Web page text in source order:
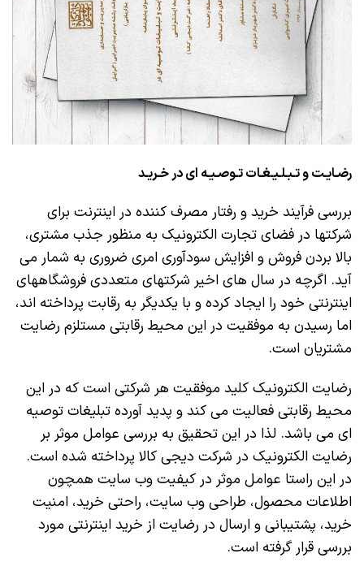
رضـایـت و تـبـلـیـغـات تـوصـیـه ای در خـریـد
بررسی فرآیند خرید و رفتار مصرف کننده در اینترنت برای
شرکتها در فضای تجارت الکترونیک به منظور جذب مشتری،
بالا بردن فروش و افزایش سودآوری امری ضروری به شمار می
آید. اگرچه در سال های اخیر شرکتهای متعددی فروشگاههای
اینترنتی خود را ایجاد کرده و با یکدیگر به رقابت پرداخته اند،
اما رسیدن به موفقیت در این محیط رقابتی مستلزم رضایت
مشتریان است.
رضایت الکترونیک کلید موفقیت هر شرکتی است که در این
محیط رقابتی فعالیت می کند و پدید آورده تبلیغات توصیه
ای می باشد. لذا در این تحقیق به بررسی عوامل موثر بر
رضایت الکترونیک در شرکت دیجی کالا پرداخته شده است.
در این راستا عوامل موثر در کیفیت وب سایت همچون
اطلاعات محصول، طراحی وب سایت، راحتی خرید، امنیت
خرید، پشتیبانی و ارسال در رضایت از خرید اینترنتی مورد
بررسی قرار گرفته است.